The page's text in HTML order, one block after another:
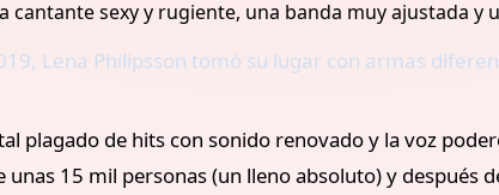
Lena Philipsson tomó su lugar con armas
plagado de hits con sonido renovado y la voz
15 mil personas (un lleno absoluto) y después